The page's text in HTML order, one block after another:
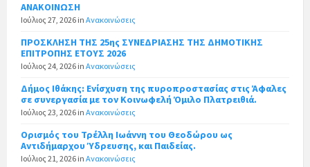
ΑΝΑΚΟΙΝΩΣΗ
Ιούλιος 27, 2026 in Ανακοινώσεις
ΠΡΟΣΚΛΗΣΗ ΤΗΣ 25ης ΣΥΝΕΔΡΙΑΣΗΣ ΤΗΣ ΔΗΜΟΤΙΚΗΣ
ΕΠΙΤΡΟΠΗΣ ΕΤΟΥΣ 2026
Ιούλιος 24, 2026 in Ανακοινώσεις
Δήμος Ιθάκης: Ενίσχυση της πυροπροστασίας στις Άφαλες
σε συνεργασία με τον Κοινωφελή Όμιλο Πλατρειθιά.
Ιούλιος 23, 2026 in Ανακοινώσεις
Ορισμός του Τρέλλη Ιωάννη του Θεοδώρου ως
Αντιδήμαρχου Ύδρευσης, και Παιδείας.
Ιούλιος 21, 2026 in Ανακοινώσεις